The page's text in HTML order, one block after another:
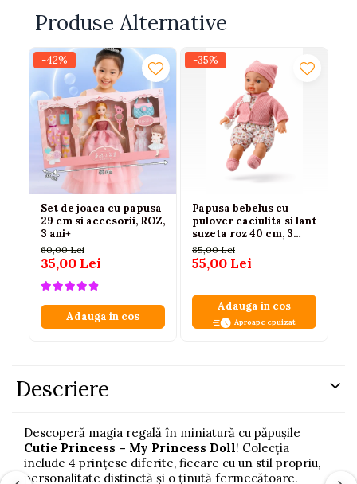
Produse Alternative
-42%
Set de joaca cu papusa
29 cm si accesorii, ROZ,
3 ani+
60,00 Lei
35,00 Lei
Adauga in cos
-35%
Papusa bebelus cu
pulover caciulita si lant
suzeta roz 40 cm, 3
ani+
85,00 Lei
55,00 Lei
Adauga in cos
Aproape epuizat
Descriere
Descoperă magia regală în miniatură cu păpușile
Cutie Princess – My Princess Doll! Colecția
include 4 prințese diferite, fiecare cu un stil propriu,
personalitate distinctă și o ținută fermecătoare.